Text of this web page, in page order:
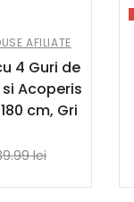
AFILIATE
4 Guri de
Acoperis
cm, Gri
lei